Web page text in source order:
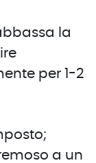
la
per 1-2
a un